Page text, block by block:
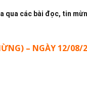
qua các bài đọc, tin
– NGÀY 12/08/